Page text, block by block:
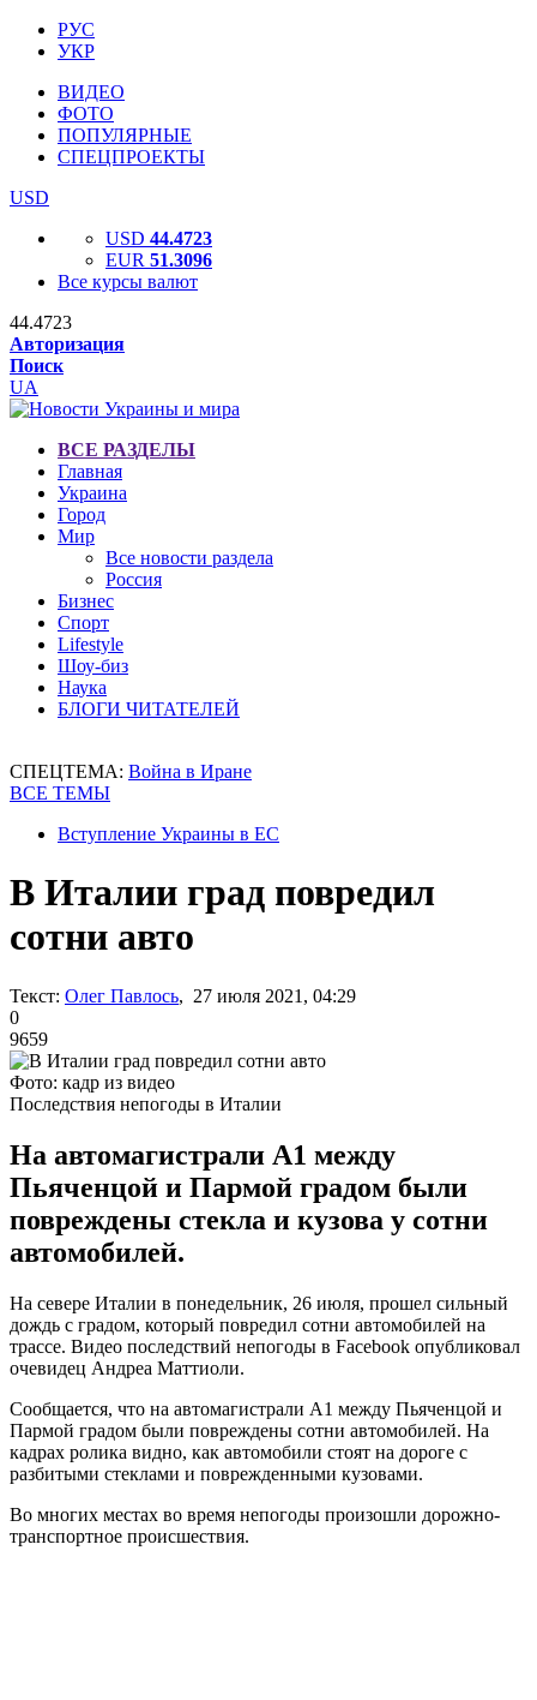
РУС
УКР
ВИДЕО
ФОТО
ПОПУЛЯРНЫЕ
СПЕЦПРОЕКТЫ
USD
USD 44.4723
EUR 51.3096
Все курсы валют
44.4723
Авторизация
Поиск
UA
ВСЕ РАЗДЕЛЫ
Главная
Украина
Город
Мир
Все новости раздела
Россия
Бизнес
Спорт
Lifestyle
Шоу-биз
Наука
БЛОГИ ЧИТАТЕЛЕЙ
СПЕЦТЕМА: Война в Иране
ВСЕ ТЕМЫ
Вступление Украины в ЕС
В Италии град повредил
сотни авто
Текст: Олег Павлось, 27 июля 2021, 04:29
0
9659
Фото: кадр из видео
Последствия непогоды в Италии
На автомагистрали А1 между
Пьяченцой и Пармой градом были
повреждены стекла и кузова у сотни
автомобилей.
На севере Италии в понедельник, 26 июля, прошел сильный
дождь с градом, который повредил сотни автомобилей на
трассе. Видео последствий непогоды в Facebook опубликовал
очевидец Андреа Маттиоли.
Сообщается, что на автомагистрали А1 между Пьяченцой и
Пармой градом были повреждены сотни автомобилей. На
кадрах ролика видно, как автомобили стоят на дороге с
разбитыми стеклами и поврежденными кузовами.
Во многих местах во время непогоды произошли дорожно-
транспортное происшествия.